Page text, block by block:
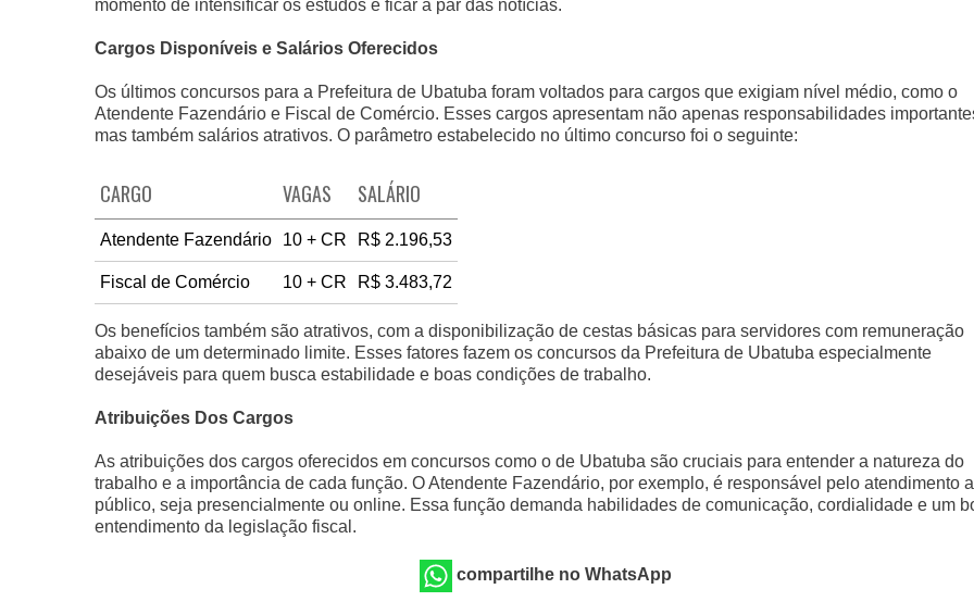
momento de intensificar os estudos e ficar a par das notícias.
Cargos Disponíveis e Salários Oferecidos
Os últimos concursos para a Prefeitura de Ubatuba foram voltados para cargos que exigiam nível médio, como o
Atendente Fazendário e Fiscal de Comércio. Esses cargos apresentam não apenas responsabilidades
mas também salários atrativos. O parâmetro estabelecido no último concurso foi o seguinte:
CARGO VAGAS SALÁRIO
Atendente Fazendário 10 + CR R$ 2.196,53
Fiscal de Comércio 10 + CR R$ 3.483,72
Os benefícios também são atrativos, com a disponibilização de cestas básicas para servidores com remuneração
abaixo de um determinado limite. Esses fatores fazem os concursos da Prefeitura de Ubatuba especialmente
desejáveis para quem busca estabilidade e boas condições de trabalho.
Atribuições Dos Cargos
As atribuições dos cargos oferecidos em concursos como o de Ubatuba são cruciais para entender a natureza do
trabalho e a importância de cada função. O Atendente Fazendário, por exemplo, é responsável pelo atendimento
público, seja presencialmente ou online. Essa função demanda habilidades de comunicação, cordialidade e um
entendimento da legislação fiscal.
compartilhe no WhatsApp